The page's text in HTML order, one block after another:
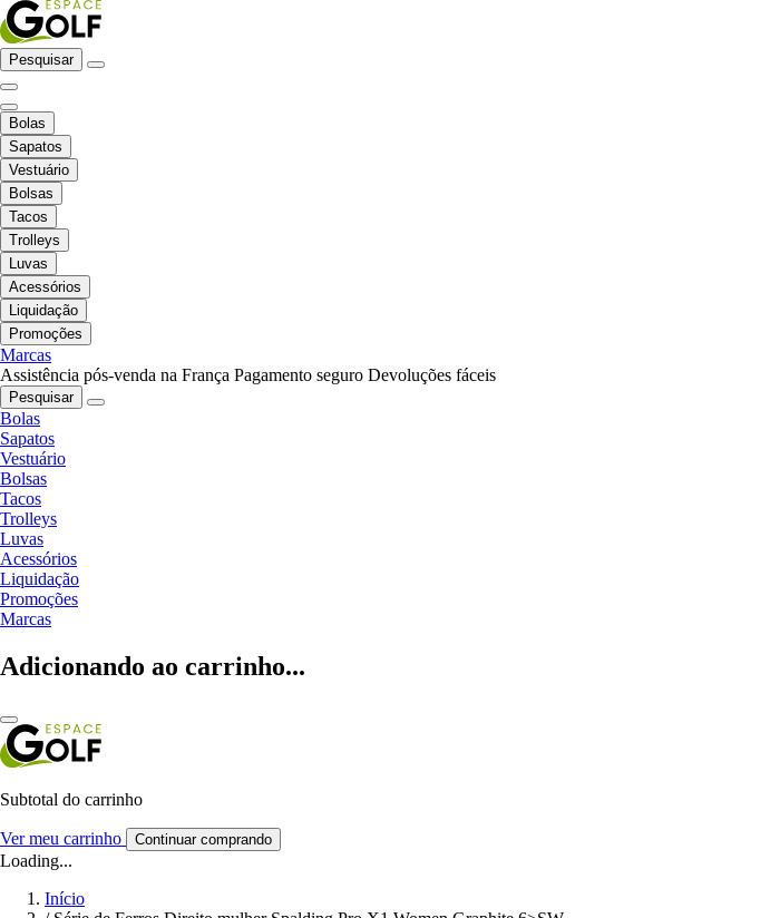
Pesquisar
Bolas
Sapatos
Vestuário
Bolsas
Tacos
Trolleys
Luvas
Acessórios
Liquidação
Promoções
Marcas
Assistência pós-venda na França Pagamento seguro Devoluções fáceis
Pesquisar
Bolas
Sapatos
Vestuário
Bolsas
Tacos
Trolleys
Luvas
Acessórios
Liquidação
Promoções
Marcas
Adicionando ao carrinho...
Subtotal do carrinho
Ver meu carrinho Continuar comprando
Loading...
Início